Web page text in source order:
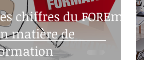
chiffres du FOREm
matière de